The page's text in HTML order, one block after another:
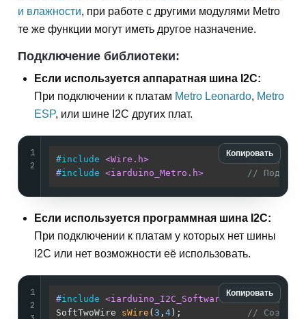
и влажности, при работе с другими модулями Metro
те же функции могут иметь другое назначение.
Подключение библиотеки:
Если используется аппаратная шина I2C:
При подключении к платам Metro Leonardo, Metro
ESP, или шине I2C других плат.
Копировать
1
2
#include <Wire.h>
//
#include <iarduino_Metro.h> //
Если используется программная шина I2C:
При подключении к платам у которых нет шины
I2C или нет возможности её использовать.
Копировать
1
2
#include <iarduino_I2C_Software.h> //
SoftTwoWire sWire ( 3 , 4 ) ; // Создаём